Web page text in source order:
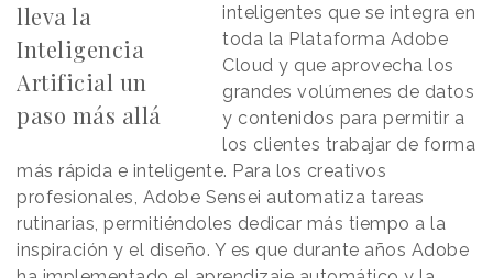
lleva la
Inteligencia
Artificial un
paso más allá
inteligentes que se integra en
toda la Plataforma Adobe
Cloud y que aprovecha los
grandes volúmenes de datos
y contenidos para permitir a
los clientes trabajar de forma
más rápida e inteligente. Para los creativos
profesionales, Adobe Sensei automatiza tareas
rutinarias, permitiéndoles dedicar más tiempo a la
inspiración y el diseño. Y es que durante años Adobe